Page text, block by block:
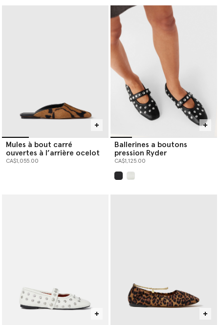
Mules à bout carré
ouvertes à l’arrière ocelot
CA$1,055.00
Ballerines a boutons
pression Ryder
CA$1,125.00